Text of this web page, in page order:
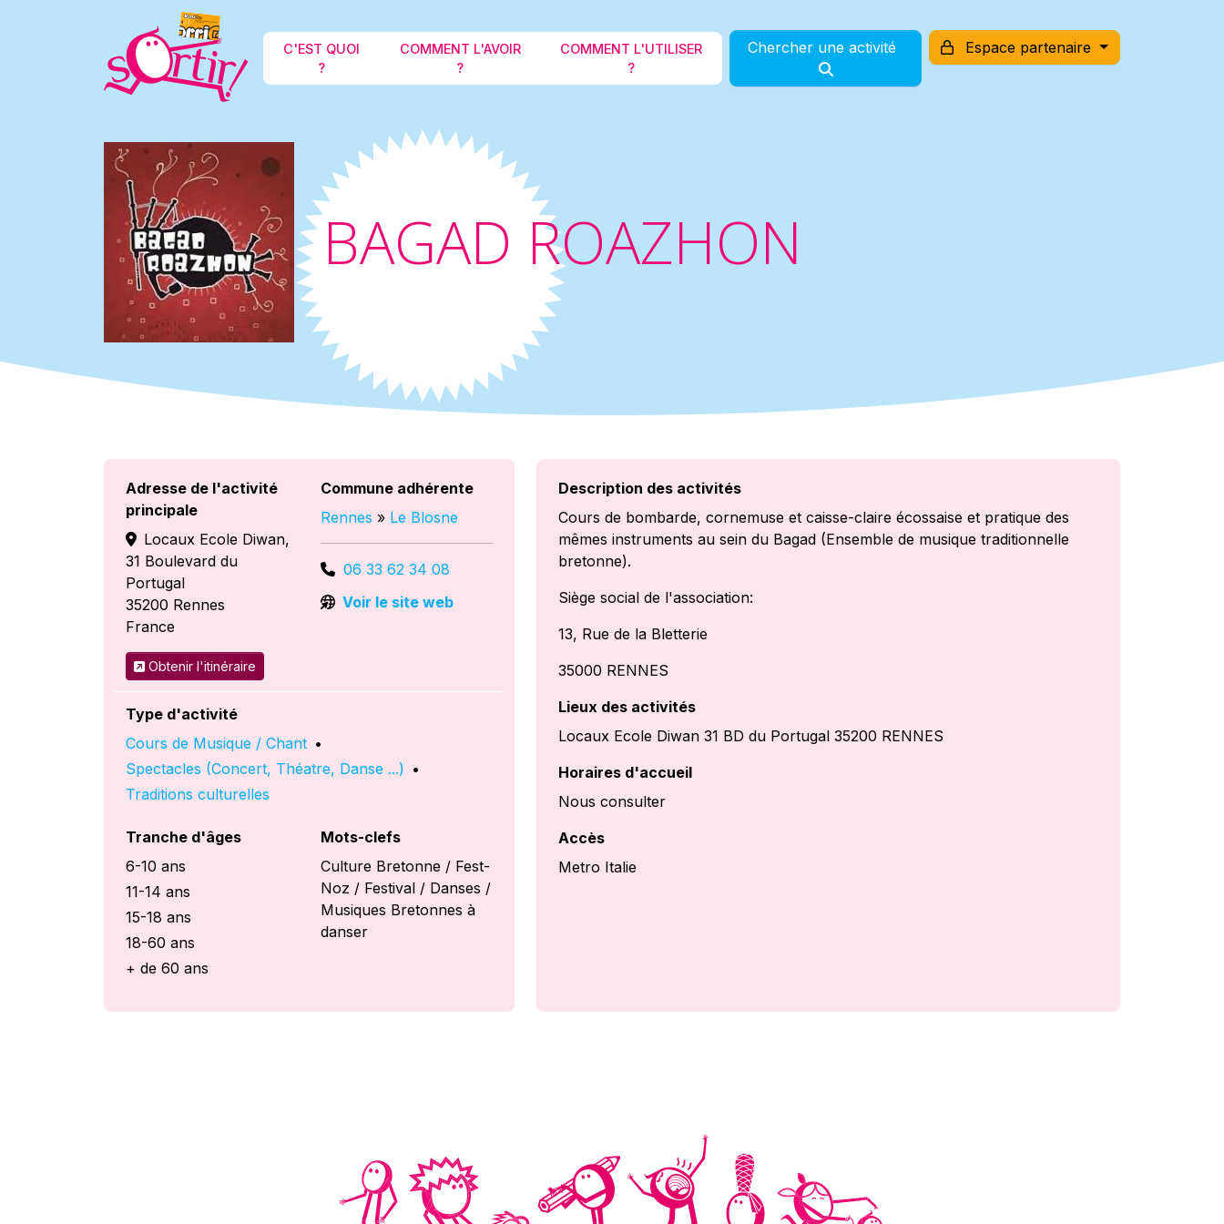
C'EST QUOI
?
COMMENT L'AVOIR
?
COMMENT L'UTILISER
?
Chercher une activité Espace partenaire
BAGAD ROAZHON
Adresse de l'activité
principale
Locaux Ecole Diwan,
31 Boulevard du
Portugal
35200 Rennes
France
Obtenir l'itinéraire
Commune adhérente
Rennes » Le Blosne
06 33 62 34 08
Voir le site web
Type d'activité
Cours de Musique / Chant •
Spectacles (Concert, Théatre, Danse ...) •
Traditions culturelles
Tranche d'âges
6-10 ans
11-14 ans
15-18 ans
18-60 ans
+ de 60 ans
Mots-clefs
Culture Bretonne / Fest-
Noz / Festival / Danses /
Musiques Bretonnes à
danser
Description des activités
Cours de bombarde, cornemuse et caisse-claire écossaise et pratique des
mêmes instruments au sein du Bagad (Ensemble de musique traditionnelle
bretonne).
Siège social de l'association:
13, Rue de la Bletterie
35000 RENNES
Lieux des activités
Locaux Ecole Diwan 31 BD du Portugal 35200 RENNES
Horaires d'accueil
Nous consulter
Accès
Metro Italie